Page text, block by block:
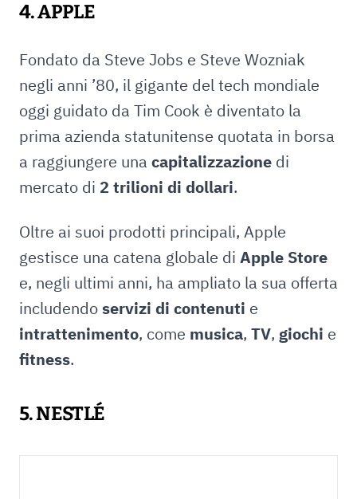
4. APPLE
Fondato da Steve Jobs e Steve Wozniak
negli anni ’80, il gigante del tech mondiale
oggi guidato da Tim Cook è diventato la
prima azienda statunitense quotata in borsa
a raggiungere una capitalizzazione di
mercato di 2 trilioni di dollari.
Oltre ai suoi prodotti principali, Apple
gestisce una catena globale di Apple Store
e, negli ultimi anni, ha ampliato la sua offerta
includendoservizi di contenuti e
intrattenimento, come musica, TV, giochi e
fitness.
5. NESTLÉ